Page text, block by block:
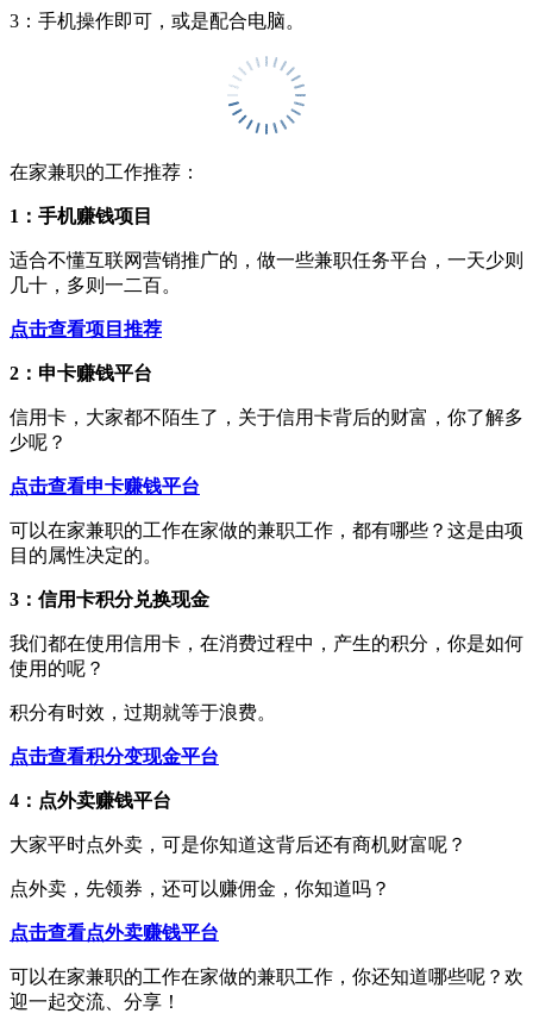
3：手机操作即可，或是配合电脑。
在家兼职的工作推荐：
1：手机赚钱项目
适合不懂互联网营销推广的，做一些兼职任务平台，一天少则
几十，多则一二百。
点击查看项目推荐
2：申卡赚钱平台
信用卡，大家都不陌生了，关于信用卡背后的财富，你了解多
少呢？
点击查看申卡赚钱平台
可以在家兼职的工作在家做的兼职工作，都有哪些？这是由项
目的属性决定的。
3：信用卡积分兑换现金
我们都在使用信用卡，在消费过程中，产生的积分，你是如何
使用的呢？
积分有时效，过期就等于浪费。
点击查看积分变现金平台
4：点外卖赚钱平台
大家平时点外卖，可是你知道这背后还有商机财富呢？
点外卖，先领券，还可以赚佣金，你知道吗？
点击查看点外卖赚钱平台
可以在家兼职的工作在家做的兼职工作，你还知道哪些呢？欢
迎一起交流、分享！